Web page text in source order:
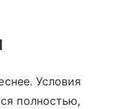
Условия
полностью,